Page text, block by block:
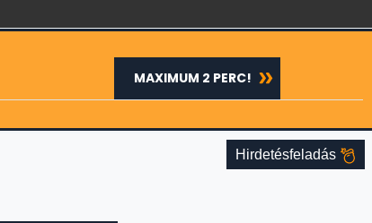
MAXIMUM 2 PERC!
Hirdetésfeladás